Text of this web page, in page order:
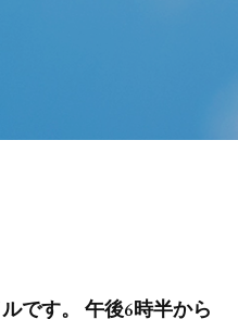
です。 午後6時半から